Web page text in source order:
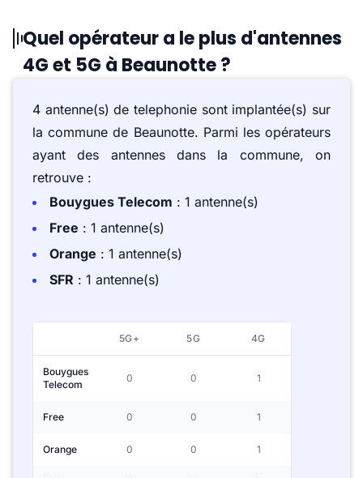
Quel opérateur a le plus d'antennes
4G et 5G à Beaunotte ?
4 antenne(s) de telephonie sont implantée(s) sur
la commune de Beaunotte. Parmi les opérateurs
ayant des antennes dans la commune, on
retrouve :
Bouygues Telecom : 1 antenne(s)
Free : 1 antenne(s)
Orange : 1 antenne(s)
SFR : 1 antenne(s)
5G+ 5G 4G
Bouygues
Telecom
0 0 1
Free 0 0 1
Orange 0 0 1